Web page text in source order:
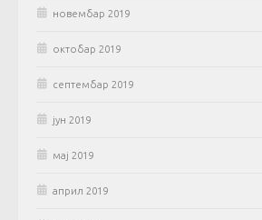
новембар 2019
октобар 2019
септембар 2019
јун 2019
мај 2019
април 2019